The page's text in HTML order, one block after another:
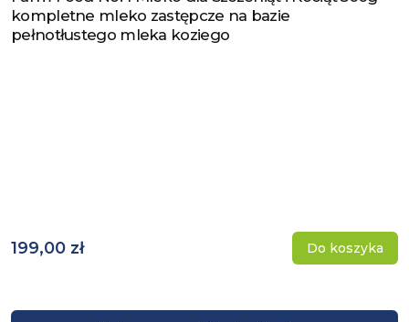
kompletne mleko zastępcze na bazie
pełnotłustego mleka koziego
199,00 zł Do koszyka